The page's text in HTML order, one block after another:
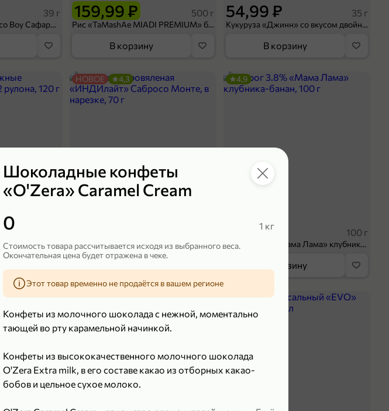
Шоколадные конфеты
«O'Zera» Caramel Cream
0 1 кг
Стоимость товара рассчитывается исходя из выбранного веса.
Окончательная цена будет отражена в чеке.
Этот товар временно не продаётся в вашем регионе
Конфеты из молочного шоколада с нежной, моментально
тающей во рту карамельной начинкой.
Конфеты из высококачественного молочного шоколада
O'Zera Extra milk, в его составе какао из отборных какао-
бобов и цельное сухое молоко.
39 г
Печенье «Orion» Choco Boy Сафари кокос, 39 г
159,99 ₽ 500 г
Рис «TaMashAe MIADI PREMIUM» басмати пропаренный, 500 г
В корзину
54,99 ₽ 35 г
Кукуруза «Джинн» со вкусом двойного сыра и чили, 35 г
В корзину
Полотенца бумажные «Soffione» MENU, 2 рулона, 120 г Колбаса сыровяленая «ИНДИлайт» Сабросо Монте, в нарезке, 70 г
НОВОЕ 4,3
39,99 ₽ 100 г
Творог 3.8% «Мама Лама» клубника-банан, 100 г
4,9
В корзину
4,9 5